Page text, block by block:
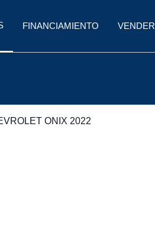
FINANCIAMIENTO VENDER
ONIX 2022